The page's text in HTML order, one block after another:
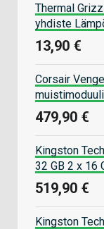
Thermal
yhdiste
13,90 €
Corsair
479,90 €
Kingston
32 GB 2 x 16
519,90 €
Kingston